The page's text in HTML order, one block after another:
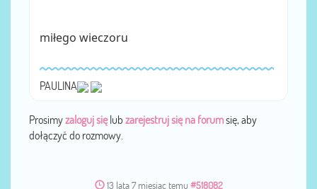
miłego wieczoru
PAULINA
Prosimyzaloguj sięlub zarejestruj się na forumsię, aby
dołączyć do rozmowy.
13 lata 7 miesiąc temu #518082